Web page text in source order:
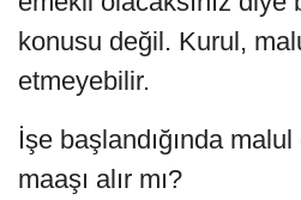
konusu değil. Kurul,
etmeyebilir.
İşe başlandığında
maaşı alır mı?